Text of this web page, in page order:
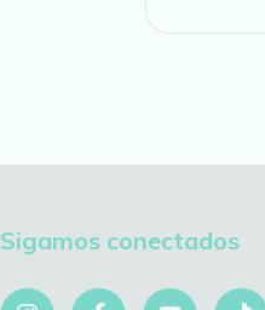
Sigamos conectados